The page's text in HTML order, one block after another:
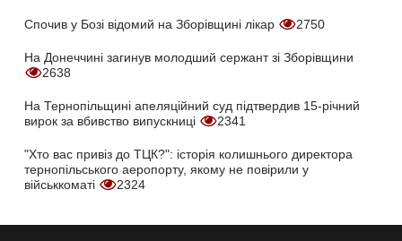
Спочив у Бозі відомий на Зборівщині лікар 2750
На Донеччині загинув молодший сержант зі Зборівщини
2638
На Тернопільщині апеляційний суд підтвердив 15-річний
вирок за вбивство випускниці
2341
"Хто вас привіз до ТЦК?": історія колишнього директора
тернопільського аеропорту, якому не повірили у
військкоматі
2324